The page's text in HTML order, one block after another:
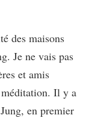
des maisons
Je ne vais pas
et amis
méditation. Il y a
en premier